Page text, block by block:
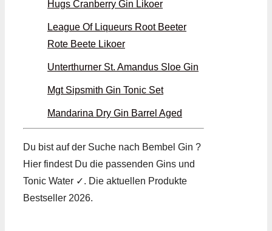
Hugs Cranberry Gin Likoer
League Of Liqueurs Root Beeter
Rote Beete Likoer
Unterthurner St. Amandus Sloe Gin
Mgt Sipsmith Gin Tonic Set
Mandarina Dry Gin Barrel Aged
Du bist auf der Suche nach Bembel Gin ?
Hier findest Du die passenden Gins und
Tonic Water ✓. Die aktuellen Produkte
Bestseller 2026.